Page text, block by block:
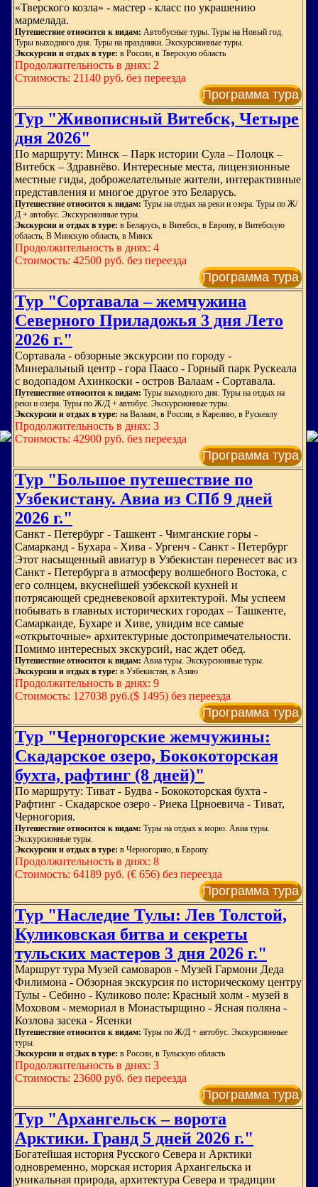
«Тверского козла» - мастер - класс по украшению
мармелада.
Путешествие относится к видам: Автобусные туры. Туры на Новый год.
Туры выходного дня. Туры на праздники. Экскурсионные туры.
Экскурсии и отдых в туре: в России, в Тверскую область
Продолжительность в днях: 2
Стоимость: 21140 руб. без переезда
Программа тура
Тур "Живописный Витебск, Четыре
дня 2026"
По маршруту: Минск – Парк истории Сула – Полоцк –
Витебск – Здравнёво. Интересные места, лицензионные
местные гиды, доброжелательные жители, интерактивные
представления и многое другое это Беларусь.
Путешествие относится к видам: Туры на отдых на реки и озера. Туры по Ж/
Д + автобус. Экскурсионные туры.
Экскурсии и отдых в туре: в Беларусь, в Витебск, в Европу, в Витебскую
область, В Минскую область, в Минск
Продолжительность в днях: 4
Стоимость: 42500 руб. без переезда
Программа тура
Тур "Сортавала – жемчужина
Северного Приладожья 3 дня Лето
2026 г."
Сортавала - обзорные экскурсии по городу -
Минеральный центр - гора Паасо - Горный парк Рускеала
с водопадом Ахинкоски - остров Валаам - Сортавала.
Путешествие относится к видам: Туры выходного дня. Туры на отдых на
реки и озера. Туры по Ж/Д + автобус. Экскурсионные туры.
Экскурсии и отдых в туре: на Валаам, в России, в Карелию, в Рускеалу
Продолжительность в днях: 3
Стоимость: 42900 руб. без переезда
Программа тура
Тур "Большое путешествие по
Узбекистану. Авиа из СПб 9 дней
2026 г."
Санкт - Петербург - Ташкент - Чимганские горы -
Самарканд - Бухара - Хива - Ургенч - Санкт - Петербург
Этот насыщенный авиатур в Узбекистан перенесет вас из
Санкт - Петербурга в атмосферу волшебного Востока, с
его солнцем, вкуснейшей узбекской кухней и
потрясающей средневековой архитектурой. Мы успеем
побывать в главных исторических городах – Ташкенте,
Самарканде, Бухаре и Хиве, увидим все самые
«открыточные» архитектурные достопримечательности.
Помимо интересных экскурсий, нас ждет обед.
Путешествие относится к видам: Авиа туры. Экскурсионные туры.
Экскурсии и отдых в туре: в Узбекистан, в Азию
Продолжительность в днях: 9
Стоимость: 127038 руб.($ 1495) без переезда
Программа тура
Тур "Черногорские жемчужины:
Скадарское озеро, Бококоторская
бухта, рафтинг (8 дней)"
По маршруту: Тиват - Будва - Бококоторская бухта -
Рафтинг - Скадарское озеро - Риека Црноевича - Тиват,
Черногория.
Путешествие относится к видам: Туры на отдых к морю. Авиа туры.
Экскурсионные туры.
Экскурсии и отдых в туре: в Черногорию, в Европу
Продолжительность в днях: 8
Стоимость: 64189 руб. (€ 656) без переезда
Программа тура
Тур "Наследие Тулы: Лев Толстой,
Куликовская битва и секреты
тульских мастеров 3 дня 2026 г."
Маршрут тура Музей самоваров - Музей Гармони Деда
Филимона - Обзорная экскурсия по историческому центру
Тулы - Себино - Куликово поле: Красный холм - музей в
Моховом - мемориал в Монастырщино - Ясная поляна -
Козлова засека - Ясенки
Путешествие относится к видам: Туры по Ж/Д + автобус. Экскурсионные
туры.
Экскурсии и отдых в туре: в России, в Тульскую область
Продолжительность в днях: 3
Стоимость: 23600 руб. без переезда
Программа тура
Тур "Архангельск – ворота
Арктики. Гранд 5 дней 2026 г."
Богатейшая история Русского Севера и Арктики
одновременно, морская история Архангельска и
уникальная природа, архитектура Севера и традиции